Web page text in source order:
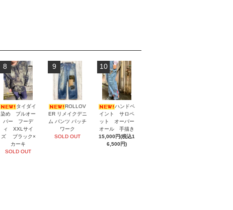
8
タイダイ
染め プルオー
バー フーデ
ィ XXLサイ
ズ ブラック×
カーキ
SOLD OUT
9
ROLLOV
ER リメイクデニ
ム パンツ パッチ
ワーク
SOLD OUT
10
ハンドペ
イント サロペ
ット オーバー
オール 手描き
15,000円(税込1
6,500円)